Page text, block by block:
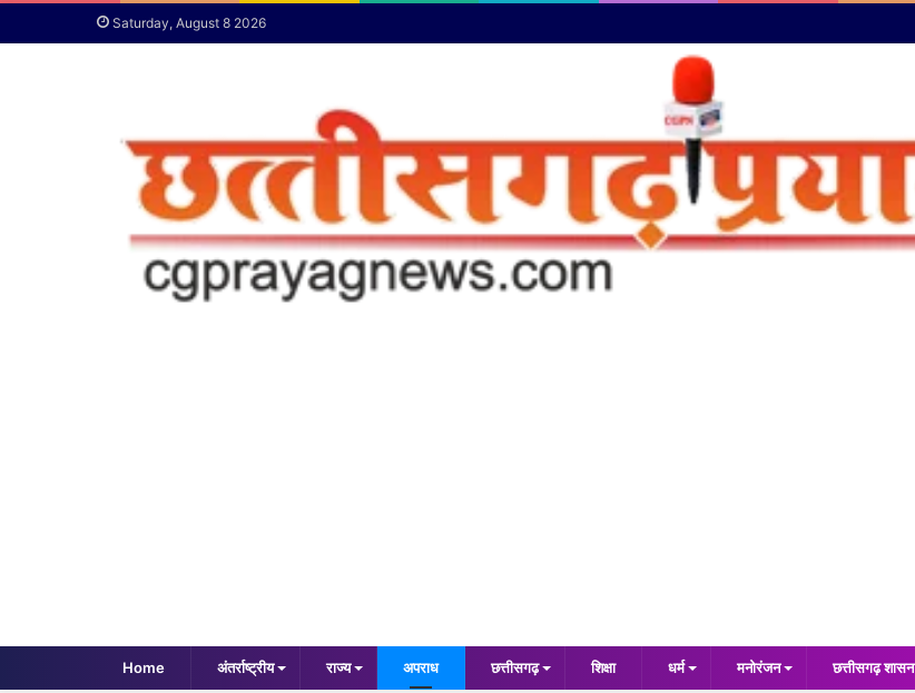
Saturday, August 8 2026
Home अंतर्राष्ट्रीय राज्य अपराध छत्तीसगढ़ शिक्षा धर्म मनोरंजन छत्तीसगढ़ शासन